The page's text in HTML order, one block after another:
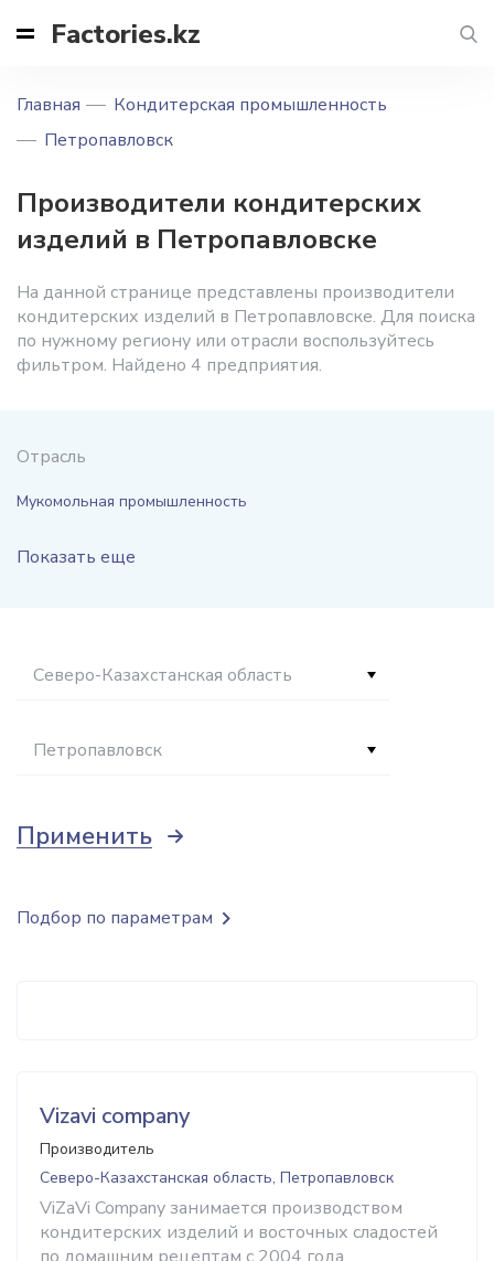
Factories.kz
Главная
Кондитерская промышленность
Петропавловск
Производители кондитерских
изделий в Петропавловске
На данной странице представлены производители
кондитерских изделий в Петропавловске. Для поиска
по нужному региону или отрасли воспользуйтесь
фильтром. Найдено 4 предприятия.
Отрасль
Мукомольная промышленность
Показать еще
Северо-Казахстанская область
Петропавловск
Применить
Vizavi company
Производитель
Северо-Казахстанская область, Петропавловск
ViZaVi Company занимается производством
кондитерских изделий и восточных сладостей
Подбор по параметрам